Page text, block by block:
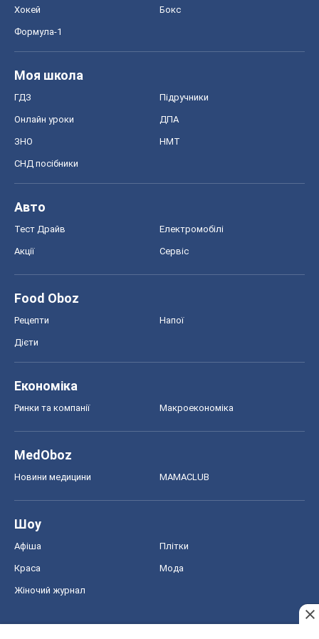
Хокей Бокс
Формула-1
Моя школа
ГДЗ Підручники
Онлайн уроки ДПА
ЗНО НМТ
СНД посібники
Авто
Тест Драйв Електромобілі
Акції Сервіс
Food Oboz
Рецепти Напої
Дієти
Економіка
Ринки та компанії Макроекономіка
MedOboz
Новини медицини MAMACLUB
Шоу
Афіша Плітки
Краса Мода
Жіночий журнал